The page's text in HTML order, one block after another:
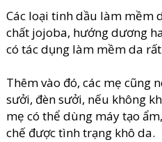
Các loại tinh dầu làm mềm
chất jojoba, hướng dương
có tác dụng làm mềm da
Thêm vào đó, các mẹ cũng
sưởi, đèn sưởi, nếu không
mẹ có thể dùng máy tạo
chế được tình trạng khô da.